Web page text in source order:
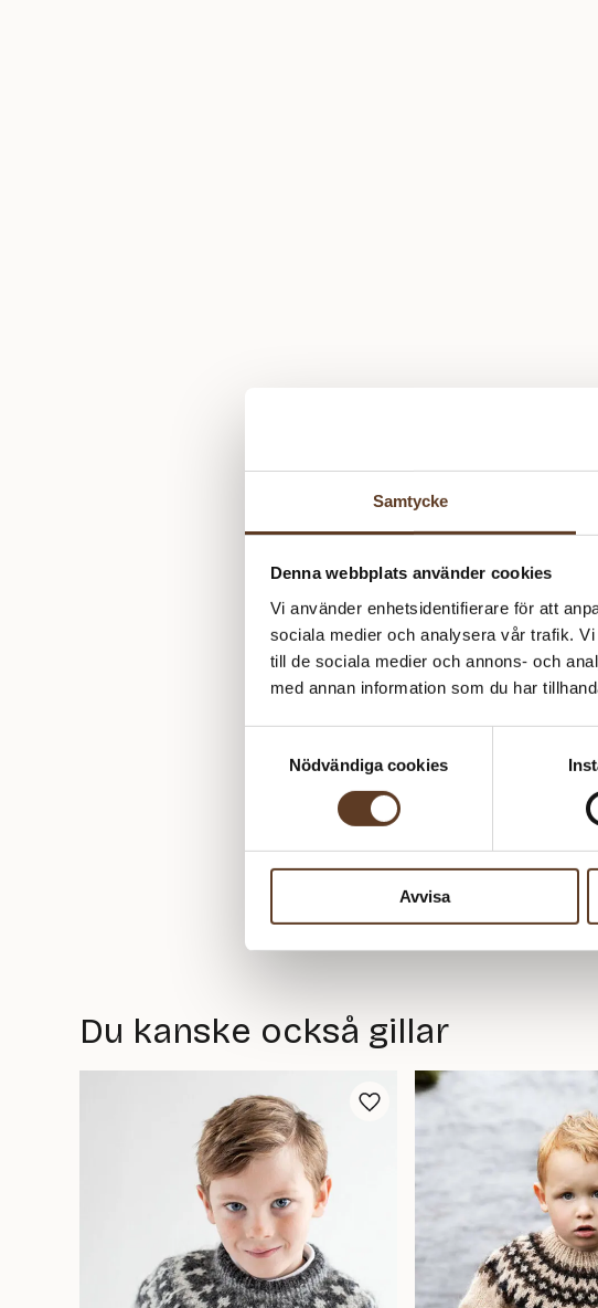
Samtycke
Denna webbplats använder cookies
Vi använder enhetsidentifierare för att
sociala medier och analysera vår trafik.
till de sociala medier och annons- och
med annan information som du har
Nödvändiga cookies
Avvisa
Du kanske också gillar